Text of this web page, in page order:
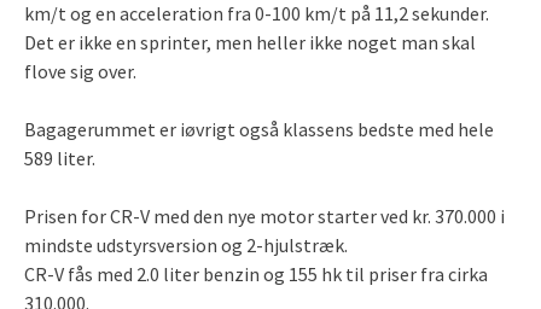
km/t og en acceleration fra 0-100 km/t på 11,2 sekunder.
Det er ikke en sprinter, men heller ikke noget man skal
flove sig over.
Bagagerummet er iøvrigt også klassens bedste med hele
589 liter.
Prisen for CR-V med den nye motor starter ved kr. 370.000 i
mindste udstyrsversion og 2-hjulstræk.
CR-V fås med 2.0 liter benzin og 155 hk til priser fra cirka
310.000.